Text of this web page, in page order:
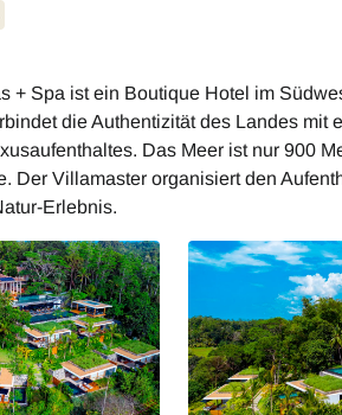
+ Spa ist ein Boutique Hotel im
die Authentizität des Landes mit
Das Meer ist nur 900
Der Villamaster organisiert den
Erlebnis.